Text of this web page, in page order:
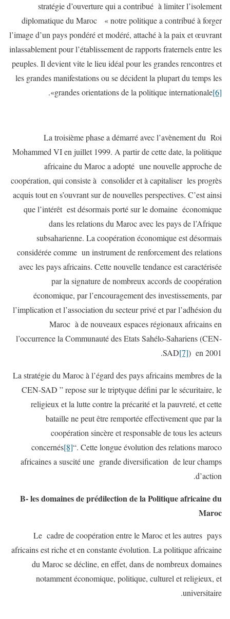
stratégie d’ouverture qui a contribué à limiter l’isolement
diplomatique du Maroc « notre politique a contribué à forger
l’image d’un pays pondéré et modéré, attaché à la paix et œuvrant
inlassablement pour l’établissement de rapports fraternels entre les
peuples. Il devient vite le lieu idéal pour les grandes rencontres et
les grandes manifestations ou se décident la plupart du temps les
grandes orientations de la politique internationale[6]
».
La troisième phase a démarré avec l’avènement du Roi
Mohammed VI en juillet 1999. A partir de cette date, la politique
africaine du Maroc a adopté une nouvelle approche de
coopération, qui consiste à consolider et à capitaliser les progrès
acquis tout en s’ouvrant sur de nouvelles perspectives. C’est ainsi
que l’intérêt est désormais porté sur le domaine économique
dans les relations du Maroc avec les pays de l’Afrique
subsaharienne. La coopération économique est désormais
considérée comme un instrument de renforcement des relations
avec les pays africains. Cette nouvelle tendance est caractérisée
par la signature de nombreux accords de coopération
économique, par l’encouragement des investissements, par
l’implication et l’association du secteur privé et par l’adhésion du
Maroc à de nouveaux espaces régionaux africains en
l’occurrence la Communauté des Etats Sahélo-Sahariens (CEN-
SAD[7]) en 2001.
La stratégie du Maroc à l’égard des pays africains membres de la
CEN-SAD ” repose sur le triptyque défini par le sécuritaire, le
religieux et la lutte contre la précarité et la pauvreté, et cette
bataille ne peut être remportée effectivement que par la
coopération sincère et responsable de tous les acteurs
concernés[8]“. Cette longue évolution des relations maroco
africaines a suscité une grande diversification de leur champs
d’action.
B- les domaines de prédilection de la Politique africaine du
Maroc
Le cadre de coopération entre le Maroc et les autres pays
africains est riche et en constante évolution. La politique africaine
du Maroc se décline, en effet, dans de nombreux domaines
notamment économique, politique, culturel et religieux, et
universitaire.